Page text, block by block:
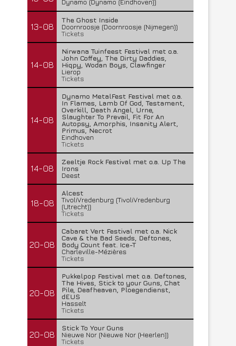
Dynamo (Dynamo (Eindhoven))
13-08
The Ghost Inside
Doornroosje (Doornroosje (Nijmegen))
Tickets
14-08
Nirwana Tuinfeest Festival met o.a.
John Coffey, The Dirty Daddies,
Hiqpy, Wodan Boys, Clawfinger
Lierop
Tickets
14-08
Dynamo MetalFest Festival met o.a.
In Flames, Lamb Of God, Testament,
Overkill, Death Angel, Urne,
Slaughter To Prevail, Fit For An
Autopsy, Amorphis, Insanity Alert,
Primus, Necrot
Eindhoven
Tickets
14-08
Zeeltje Rock Festival met o.a. Up The
Irons
Deest
18-08
Alcest
TivoliVredenburg (TivoliVredenburg
(Utrecht))
Tickets
20-08
Cabaret Vert Festival met o.a. Nick
Cave & the Bad Seeds, Deftones,
Body Count feat. Ice-T
Charleville-Mézières
Tickets
20-08
Pukkelpop Festival met o.a. Deftones,
The Hives, Stick to your Guns, Chat
Pile, Deafheaven, Ploegendienst,
dEUS
Hasselt
Tickets
20-08
Stick To Your Guns
Nieuwe Nor (Nieuwe Nor (Heerlen))
Tickets